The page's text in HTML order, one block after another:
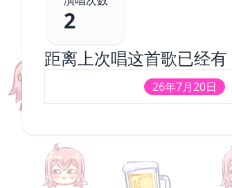
2
距离上次唱这首歌已经有
26年7月20日